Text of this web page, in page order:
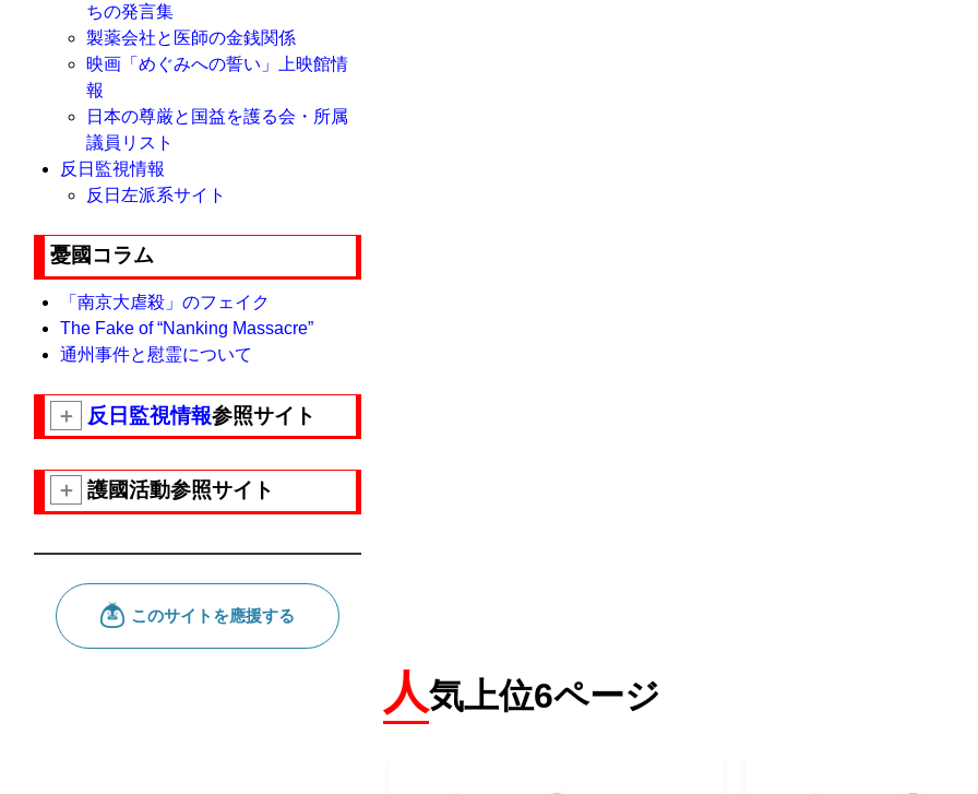
ちの発言集
製薬会社と医師の金銭関係
映画「めぐみへの誓い」上映館情
報
日本の尊厳と国益を護る会・所属
議員リスト
反日監視情報
反日左派系サイト
憂國コラム
「南京大虐殺」のフェイク
The Fake of “Nanking Massacre”
通州事件と慰霊について
＋ 反日監視情報参照サイト
＋ 護國活動参照サイト
人気上位6ページ